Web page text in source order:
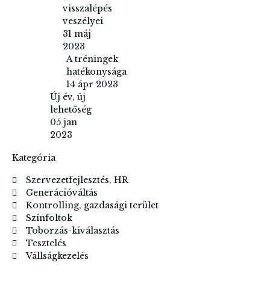
visszalépés
veszélyei
31 máj
2023
A tréningek
hatékonysága
14 ápr 2023
Új év, új
lehetőség
05 jan
2023
Kategória
Szervezetfejlesztés, HR
Generációváltás
Kontrolling, gazdasági terület
Színfoltok
Toborzás-kiválasztás
Tesztelés
Vállságkezelés